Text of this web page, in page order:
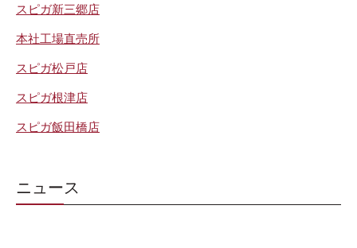
スピガ新三郷店
本社工場直売所
スピガ松戸店
スピガ根津店
スピガ飯田橋店
ニュース